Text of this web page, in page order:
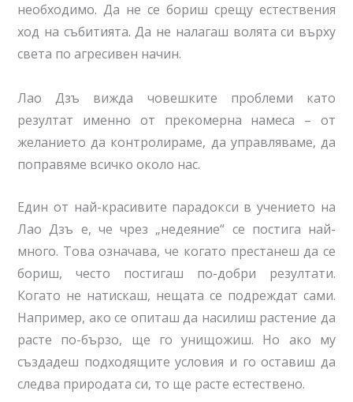
необходимо. Да не се бориш срещу естествения
ход на събитията. Да не налагаш волята си върху
света по агресивен начин.
Лао Дзъ вижда човешките проблеми като
резултат именно от прекомерна намеса – от
желанието да контролираме, да управляваме, да
поправяме всичко около нас.
Един от най-красивите парадокси в учението на
Лао Дзъ е, че чрез „недеяние“ се постига най-
много. Това означава, че когато престанеш да се
бориш, често постигаш по-добри резултати.
Когато не натискаш, нещата се подреждат сами.
Например, ако се опиташ да насилиш растение да
расте по-бързо, ще го унищожиш. Но ако му
създадеш подходящите условия и го оставиш да
следва природата си, то ще расте естествено.